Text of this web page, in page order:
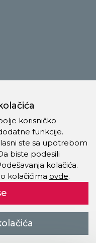
Pro Company doo. Sva
korisničko
funkcije.
ste sa upotrebom
biste podesili
kolačića.
kolačićima ovde.